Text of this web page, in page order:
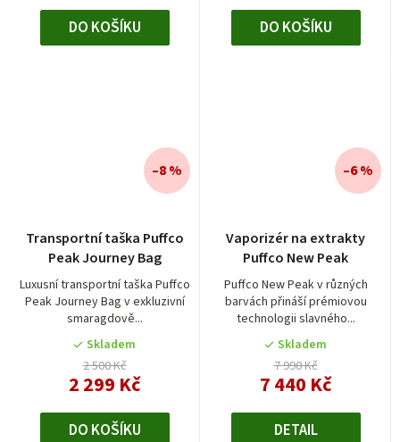
DO KOŠÍKU DO KOŠÍKU
Transportní taška Puffco
Peak Journey Bag
Luxusní transportní taška Puffco
Peak Journey Bag v exkluzivní
smaragdově...
Skladem
2 500 Kč
2 299 Kč
–8 %
DO KOŠÍKU
Vaporizér na extrakty
Puffco New Peak
Puffco New Peak v různých
barvách přináší prémiovou
technologii slavného...
Skladem
7 990 Kč
7 440 Kč
–6 %
DETAIL